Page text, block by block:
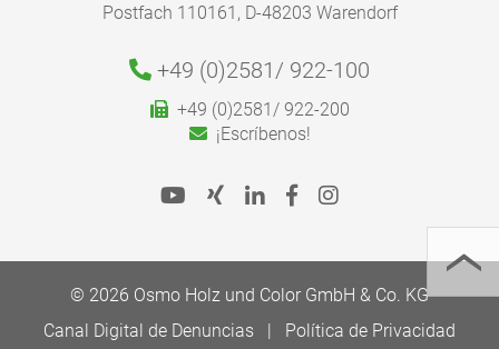
Postfach 110161, D-48203 Warendorf
+49 (0)2581/ 922-100
+49 (0)2581/ 922-200
¡Escríbenos!
© 2026 Osmo Holz und Color GmbH & Co. KG
Canal Digital de Denuncias
Política de Privacidad